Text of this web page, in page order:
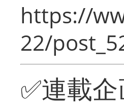
https://
22/
✅連載